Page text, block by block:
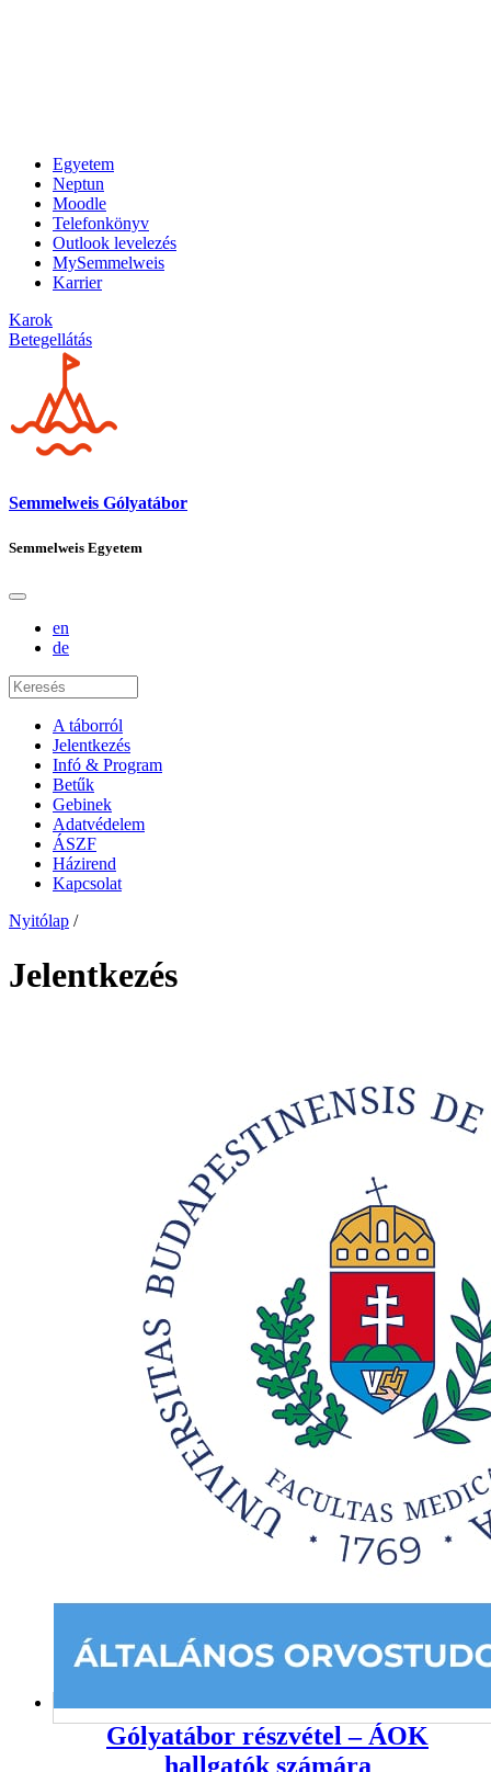
Egyetem
Neptun
Moodle
Telefonkönyv
Outlook levelezés
MySemmelweis
Karrier
Karok
Betegellátás
Semmelweis Gólyatábor
Semmelweis Egyetem
en
de
A táborról
Jelentkezés
Infó & Program
Betűk
Gebinek
Adatvédelem
ÁSZF
Házirend
Kapcsolat
Nyitólap /
Jelentkezés
Gólyatábor részvétel – ÁOK
hallgatók számára